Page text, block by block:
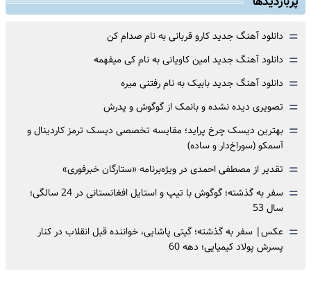
= دانلود آهنگ جدید کارو قربانی به نام صدام کن
= دانلود آهنگ جدید امین کاویانی به نام کی میفهمه
= دانلود آهنگ جدید بابیک به نام رفتنی میره
= تصویری دیده نشده و بانمک از گوگوش و پدرش
= بهترین دیسک چرخ پراید؛ مقایسه تخصصی دیسک ترمز کاردینال و
آسمکو (سوراخ‌دار و ساده)
= تقدیر از مصطفی احمدی در ویژه‌برنامه «ستارگان خبرفوری»
=
سفر به گذشته؛ گوگوش با تیپ و استایل افغانستانی در 24 سالگی؛
سال 53
= عکس| سفر به گذشته؛ گیتی پاشایی، خواننده قبل انقلاب در کنار
پسرش پولاد کیمیایی؛ دهه 60